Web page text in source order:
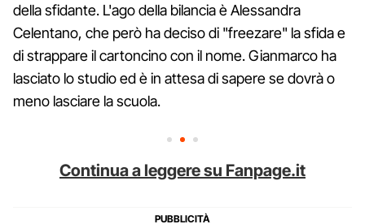
della sfidante. L'ago della bilancia è Alessandra
Celentano, che però ha deciso di "freezare" la sfida e
di strappare il cartoncino con il nome. Gianmarco ha
lasciato lo studio ed è in attesa di sapere se dovrà o
meno lasciare la scuola.
Continua a leggere su Fanpage.it